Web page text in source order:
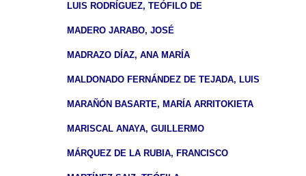
LUIS RODRÍGUEZ, TEÓFILO DE
MADERO JARABO, JOSÉ
MADRAZO DÍAZ, ANA MARÍA
MALDONADO FERNÁNDEZ DE TEJADA, LUIS
MARAÑÓN BASARTE, MARÍA ARRITOKIETA
MARISCAL ANAYA, GUILLERMO
MÁRQUEZ DE LA RUBIA, FRANCISCO